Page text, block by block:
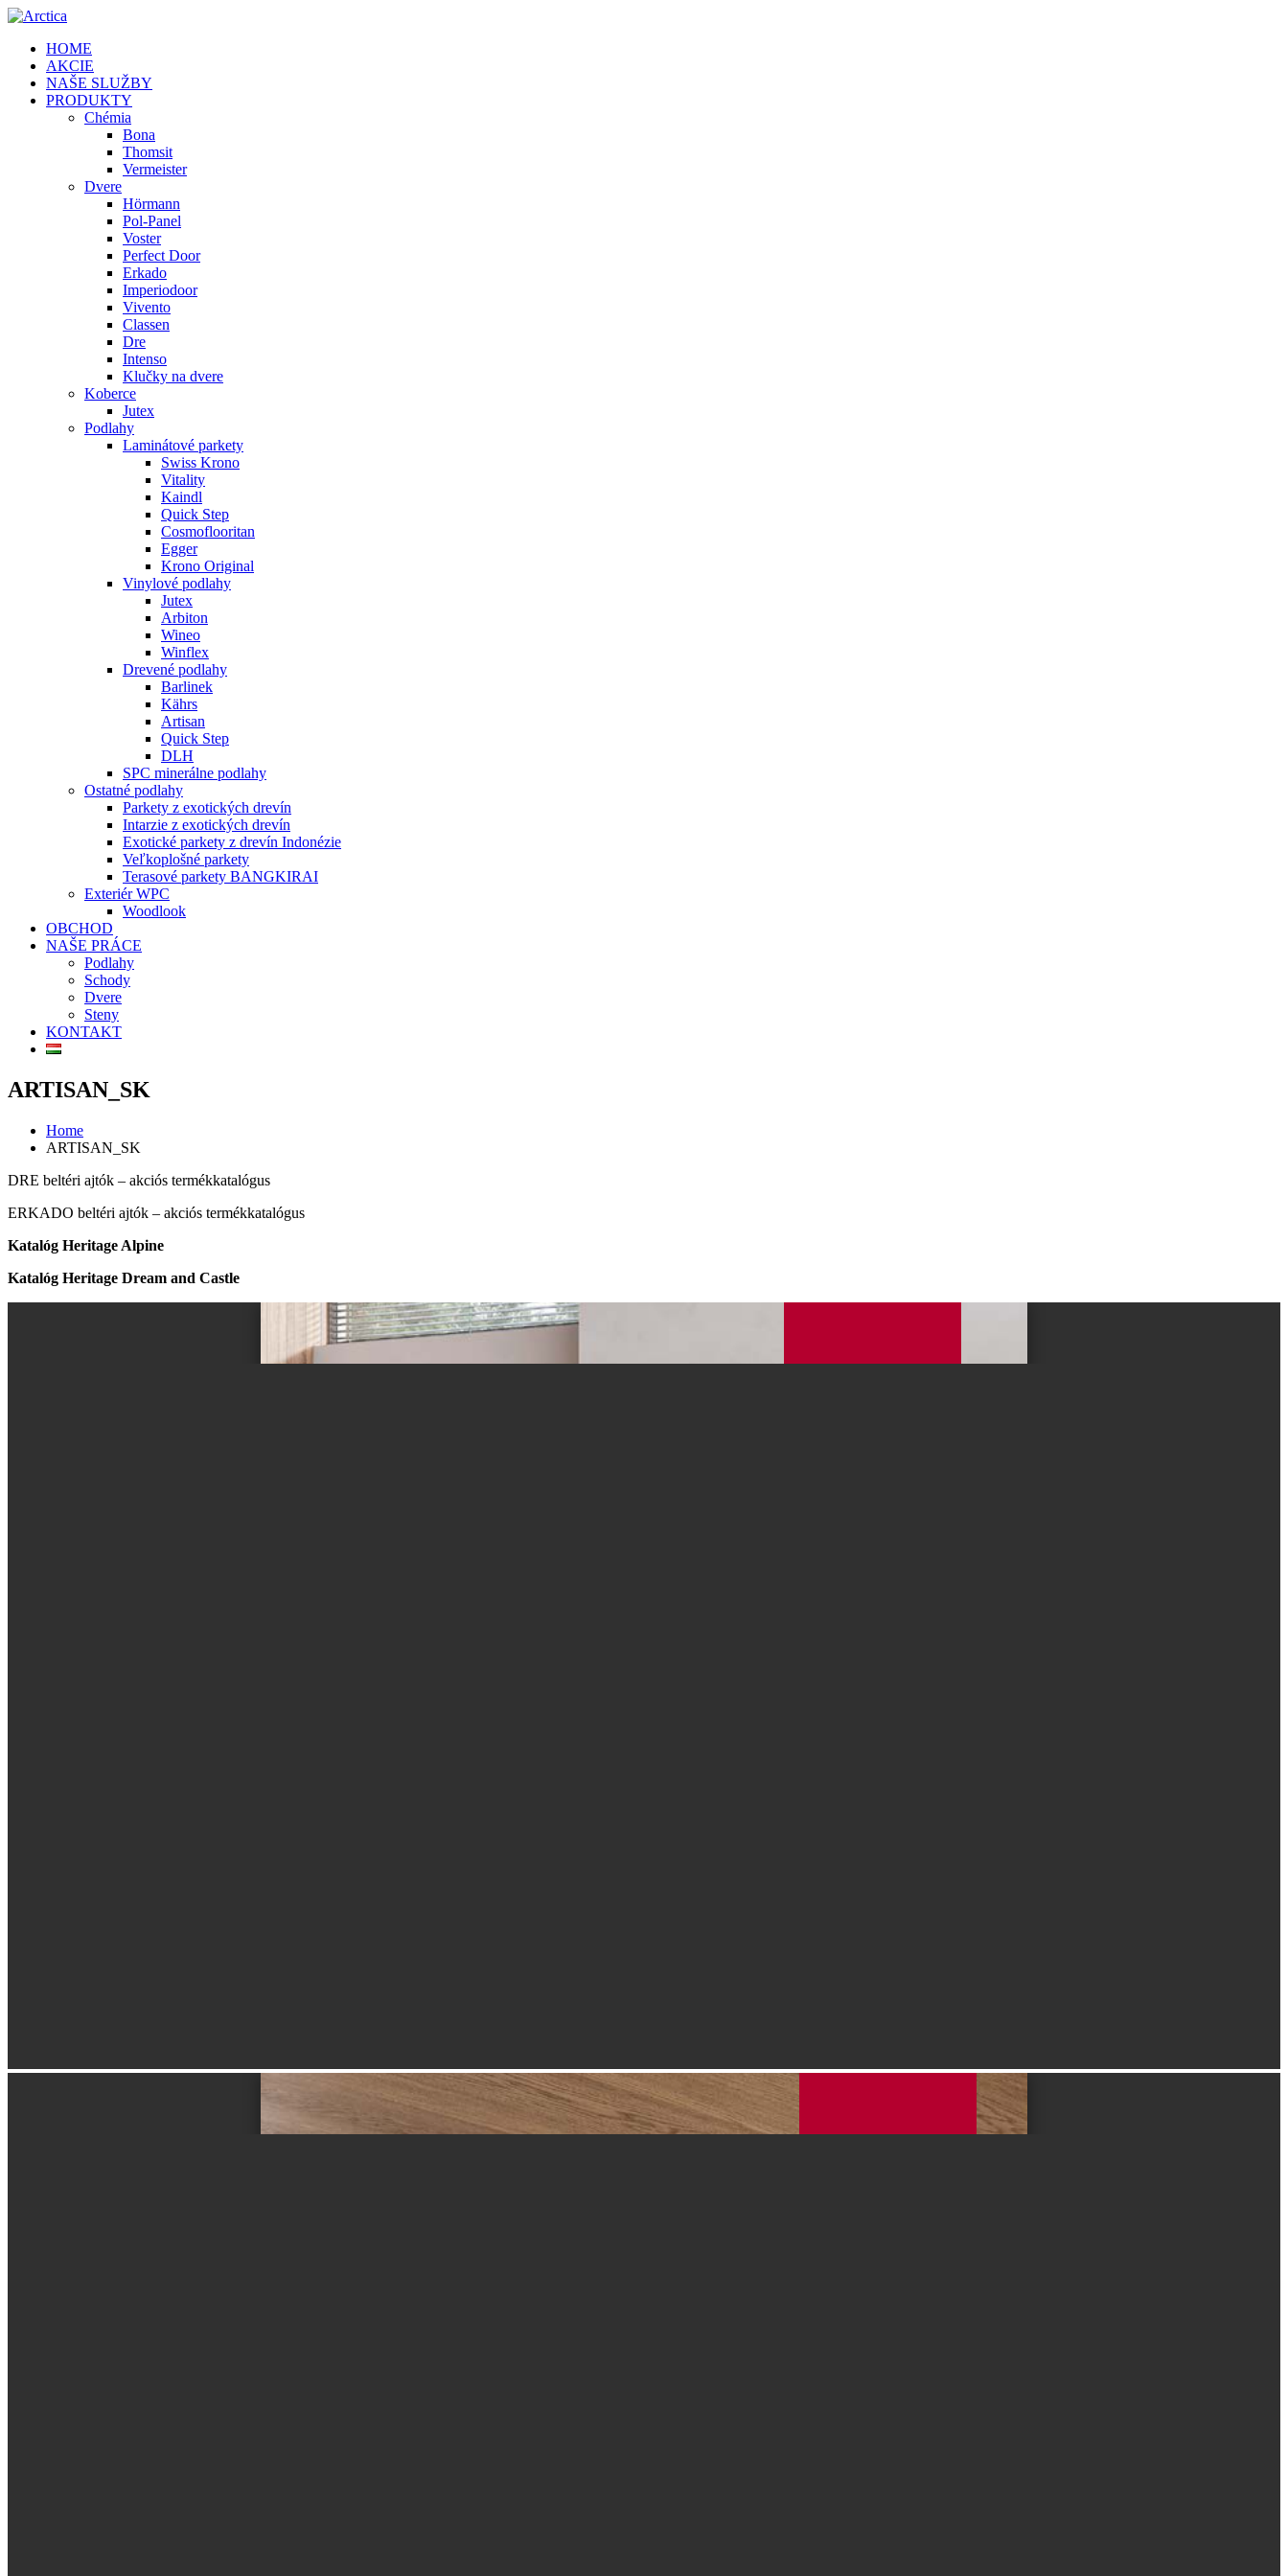
HOME
AKCIE
NAŠE SLUŽBY
PRODUKTY
Chémia
Bona
Thomsit
Vermeister
Dvere
Hörmann
Pol-Panel
Voster
Perfect Door
Erkado
Imperiodoor
Vivento
Classen
Dre
Intenso
Klučky na dvere
Koberce
Jutex
Podlahy
Laminátové parkety
Swiss Krono
Vitality
Kaindl
Quick Step
Cosmoflooritan
Egger
Krono Original
Vinylové podlahy
Jutex
Arbiton
Wineo
Winflex
Drevené podlahy
Barlinek
Kährs
Artisan
Quick Step
DLH
SPC minerálne podlahy
Ostatné podlahy
Parkety z exotických drevín
Intarzie z exotických drevín
Exotické parkety z drevín Indonézie
Veľkoplošné parkety
Terasové parkety BANGKIRAI
Exteriér WPC
Woodlook
OBCHOD
NAŠE PRÁCE
Podlahy
Schody
Dvere
Steny
KONTAKT
ARTISAN_SK
Home
ARTISAN_SK
DRE beltéri ajtók – akciós termékkatalógus
ERKADO beltéri ajtók – akciós termékkatalógus
Katalóg Heritage Alpine
Katalóg Heritage Dream and Castle